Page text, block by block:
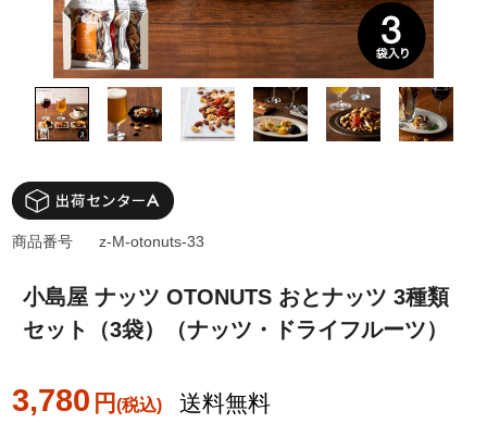
小島屋 ナッツ OTONUTS おとナッツ 3種類
セット（3袋）（ナッツ・ドライフルーツ）
3,780 円 送料無料
商品番号 z-M-otonuts-33